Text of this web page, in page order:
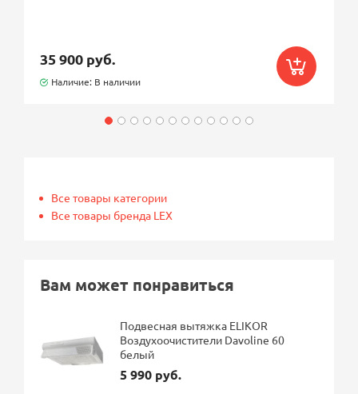
35 900 руб.
Наличие: В наличии
Все товары категории
Все товары бренда LEX
Вам может понравиться
Подвесная вытяжка ELIKOR
Воздухоочистители Davoline 60
белый
5 990 руб.